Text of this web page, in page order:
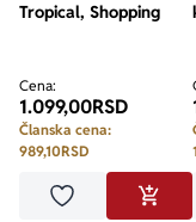
Tropical, Shopping
Cena:
1.099,00RSD
Članska cena:
989,10RSD
Dodaj u omiljene